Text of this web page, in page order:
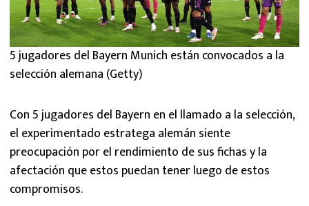
5 jugadores del Bayern Munich están convocados a la
selección alemana (Getty)
Con 5 jugadores del Bayern en el llamado a la selección,
el experimentado estratega alemán siente
preocupación por el rendimiento de sus fichas y la
afectación que estos puedan tener luego de estos
compromisos.